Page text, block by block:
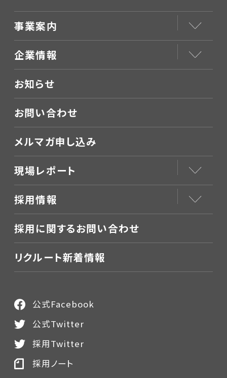
事業案内
企業情報
お知らせ
お問い合わせ
メルマガ申し込み
現場レポート
採用情報
採用に関するお問い合わせ
リクルート新着情報
公式Facebook
公式Twitter
採用Twitter
採用ノート